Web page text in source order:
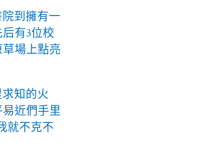
到擁有一
有3位校
場上點亮
知的火
近們手里
就不克不